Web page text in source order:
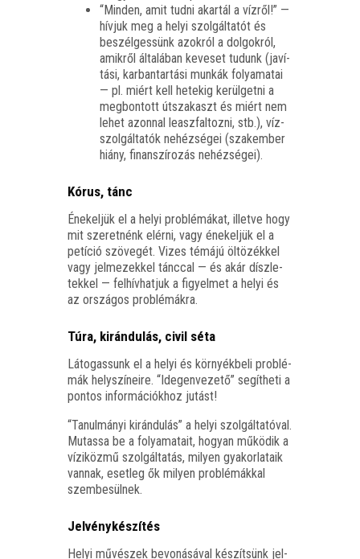
“Min­den, amit tud­ni akar­tál a víz­ről!” —
hív­juk meg a helyi szol­gál­ta­tót és
beszél­ges­sünk azok­ról a dol­gok­ról,
amik­ről álta­lá­ban keve­set tudunk (javí­
tá­si, kar­ban­tar­tá­si mun­kák folya­ma­tai
— pl. miért kell hete­kig kerül­get­ni a
meg­bon­tott útsza­kaszt és miért nem
lehet azon­nal leasz­fal­toz­ni, stb.), víz­
szol­gál­ta­tók nehéz­sé­gei (szak­em­ber
hiány, finan­szí­ro­zás nehézségei).
Kórus, tánc
Éne­kel­jük el a helyi prob­lé­má­kat, illet­ve hogy
mit sze­ret­nénk elér­ni, vagy éne­kel­jük el a
petí­ció szö­ve­gét. Vizes témá­jú öltö­zék­kel
vagy jel­me­zek­kel tánc­cal — és akár dísz­le­
tek­kel — fel­hív­hat­juk a figyel­met a helyi és
az orszá­gos problémákra.
Túra, kirándulás, civil séta
Láto­gas­sunk el a helyi és kör­nyék­be­li prob­lé­
mák hely­szí­ne­i­re. “Ide­gen­ve­ze­tő” segít­he­ti a
pon­tos infor­má­ci­ók­hoz jutást!
“Tanul­má­nyi kirán­du­lás” a helyi szol­gál­ta­tó­val.
Mutas­sa be a folya­ma­ta­it, hogyan műkö­dik a
vízi­köz­mű szol­gál­ta­tás, milyen gya­kor­la­ta­ik
van­nak, eset­leg ők milyen prob­lé­mák­kal
szembesülnek.
Jelvénykészítés
Helyi művé­szek bevo­ná­sá­val készít­sünk jel­